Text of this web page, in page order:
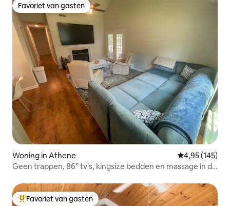
Favoriet van gasten
Favoriet van gasten
Woning in Athene Gemiddelde
4,95 (145)
Geen trappen, 86” tv's, kingsize bedden en massage in de
Topfavoriet van gasten
Favoriet van gasten